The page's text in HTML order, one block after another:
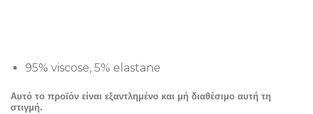
95% viscose, 5% elastane
Αυτό το προϊόν είναι εξαντλημένο και μή διαθέσιμο αυτή τη
στιγμή.